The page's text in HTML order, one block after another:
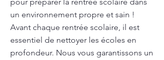
un environnement propre et sain !
Avant chaque rentrée scolaire, il est
essentiel de nettoyer les écoles en
profondeur. Nous vous garantissons un